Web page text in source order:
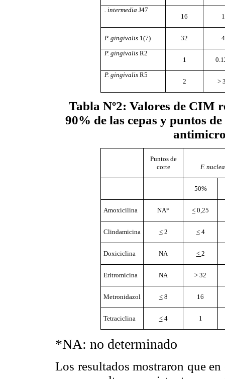
. intermedia J47
16
1
P. gingivalis 1(7) 32
4
P. gingivalis R2
1
P. gingivalis R5
2
>
Tabla Nº2: Valores de CIM
90% de las cepas y puntos
Puntos de
corte
F.
50%
Amoxicilina NA* < 0,25
Clindamicina <2 <4
Doxiciclina NA < 2
Eritromicina NA > 32
Metronidazol <8 16
Tetraciclina <4 1
*NA: no determinado
Los resultados mostraron que